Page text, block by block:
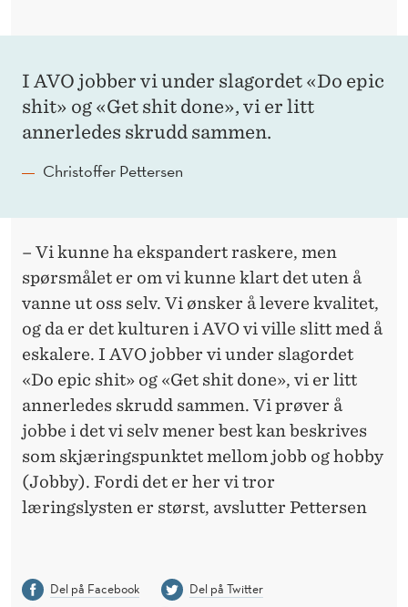
I AVO jobber vi under slagordet «Do epic
shit» og «Get shit done», vi er litt
annerledes skrudd sammen.
Christoffer Pettersen
– Vi kunne ha ekspandert raskere, men
spørsmålet er om vi kunne klart det uten å
vanne ut oss selv. Vi ønsker å levere kvalitet,
og da er det kulturen i AVO vi ville slitt med å
eskalere. I AVO jobber vi under slagordet
«Do epic shit» og «Get shit done», vi er litt
annerledes skrudd sammen. Vi prøver å
jobbe i det vi selv mener best kan beskrives
som skjæringspunktet mellom jobb og hobby
(Jobby). Fordi det er her vi tror
læringslysten er størst, avslutter Pettersen
Del på Facebook
Del på Twitter